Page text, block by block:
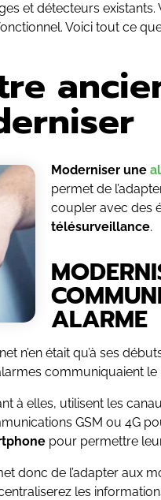
et détecteurs existants.
Voici tout ce
Moderniser une
permet de
coupler avec des
télésurveillance.
ALARME
n’en était qu’à ses
communiquaient
à elles, utilisent les
GSM ou 4G
pour permettre
donc de l’adapter aux
les